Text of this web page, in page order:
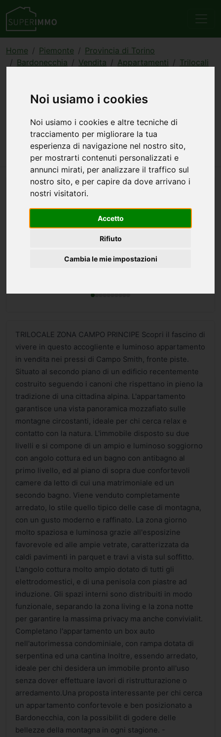
Noi usiamo i cookies
Noi usiamo i cookies e altre tecniche di
tracciamento per migliorare la tua
esperienza di navigazione nel nostro sito,
per mostrarti contenuti personalizzati e
annunci mirati, per analizzare il traffico sul
nostro sito, e per capire da dove arrivano i
nostri visitatori.
Accetto
Rifiuto
Cambia le mie impostazioni
Home Piemonte
Provincia di Torino
Bardonecchia
Vendita Appartamenti
Trilocali
Appartamento trilocale in
vendita a Bardonecchia
475.000 € 125 mq 3 stanze
ultimo piano
TRILOCALE ZONA CAMPO PRINCIPE Scopri il fascino di
vivere in questo accogliente e luminoso appartamento
in vendita nei pressi di Campo Smith, fronte piste.
Situato al secondo piano di un edificio recentemente
costruito seguendo i canoni che rispettano in pieno la
tradizione di una cittadina alpina. L'appartamento
garantisce una vista panoramica mozzafiato sulle
montagne circostanti, ideale per chi cerca relax e
contatto con la natura. L'immobile disposto su due
livelli e si compone di un ampio e luminoso soggiorno
con angolo cottura ed un bagno con antibagno al
primo livello, ed al piano di sopra due confortevoli
camere da letto di cui una matrimoniale ed un
secondo bagno. Viene venduto completamente
arredato, lo stile quello tipico delle case di montagna,
con un gusto moderno e raffinato. La zona giorno
molto spaziosa e luminosa grazie all'esposizine
favorevole ed alle ampie vetrate, caratterizzata da
caldi pavimenti in parquet e travi a vista sul soffitto.
L'angolo cottura molto ampio dotato di tutti gli
elettrodomestici, e di una penisola con piastre ad
induzione. Gli spazi interni sono distribuiti in modo
funzionale, separando la zona living e la zona notte
per garantire la massima privacy ma anche convivialit.
Completano l'appartamento un box auto
nell'autorimessa condominiale, con rampa dotata di
serpentina ed una cantina Inoltre, essendo arredato,
ideale per chi desidera un immobile pronto all'uso
senza dover effettuare lavori di ristrutturazione o
arredamento.Una proposta interessante per chi cerca
un appartamento confortevole e ben posizionato a
Bardonecchia, con la possibilit di godere delle
bellezze della montagna in ogni stagione. -